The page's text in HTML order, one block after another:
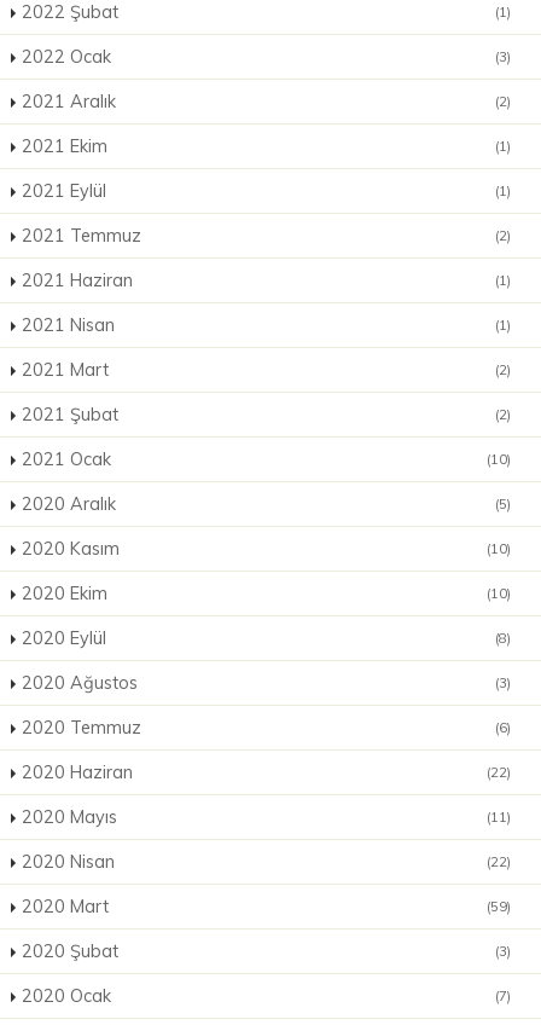
2022 Şubat (1)
2022 Ocak (3)
2021 Aralık (2)
2021 Ekim (1)
2021 Eylül (1)
2021 Temmuz (2)
2021 Haziran (1)
2021 Nisan (1)
2021 Mart (2)
2021 Şubat (2)
2021 Ocak (10)
2020 Aralık (5)
2020 Kasım (10)
2020 Ekim (10)
2020 Eylül (8)
2020 Ağustos (3)
2020 Temmuz (6)
2020 Haziran (22)
2020 Mayıs (11)
2020 Nisan (22)
2020 Mart (59)
2020 Şubat (3)
2020 Ocak (7)